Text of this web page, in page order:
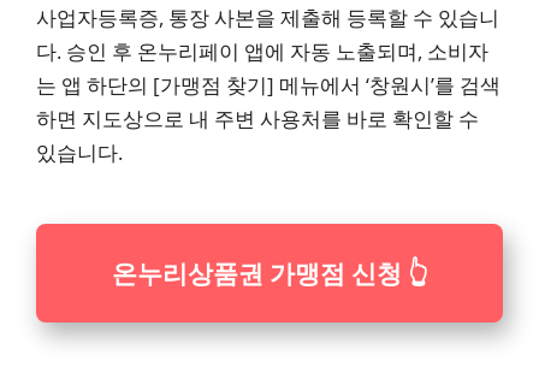
사업자등록증, 통장 사본을 제출해 등록할 수 있습니
다. 승인 후 온누리페이 앱에 자동 노출되며, 소비자
는 앱 하단의 [가맹점 찾기] 메뉴에서 ‘창원시’를 검색
하면 지도상으로 내 주변 사용처를 바로 확인할 수
있습니다.
온누리상품권 가맹점 신청 👆